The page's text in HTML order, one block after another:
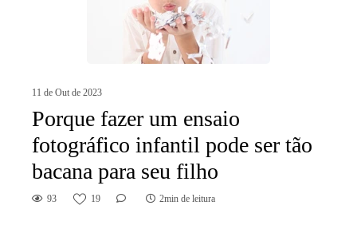
11 de Out de 2023
Porque fazer um ensaio
fotográfico infantil pode ser tão
bacana para seu filho
93 19 2min de leitura